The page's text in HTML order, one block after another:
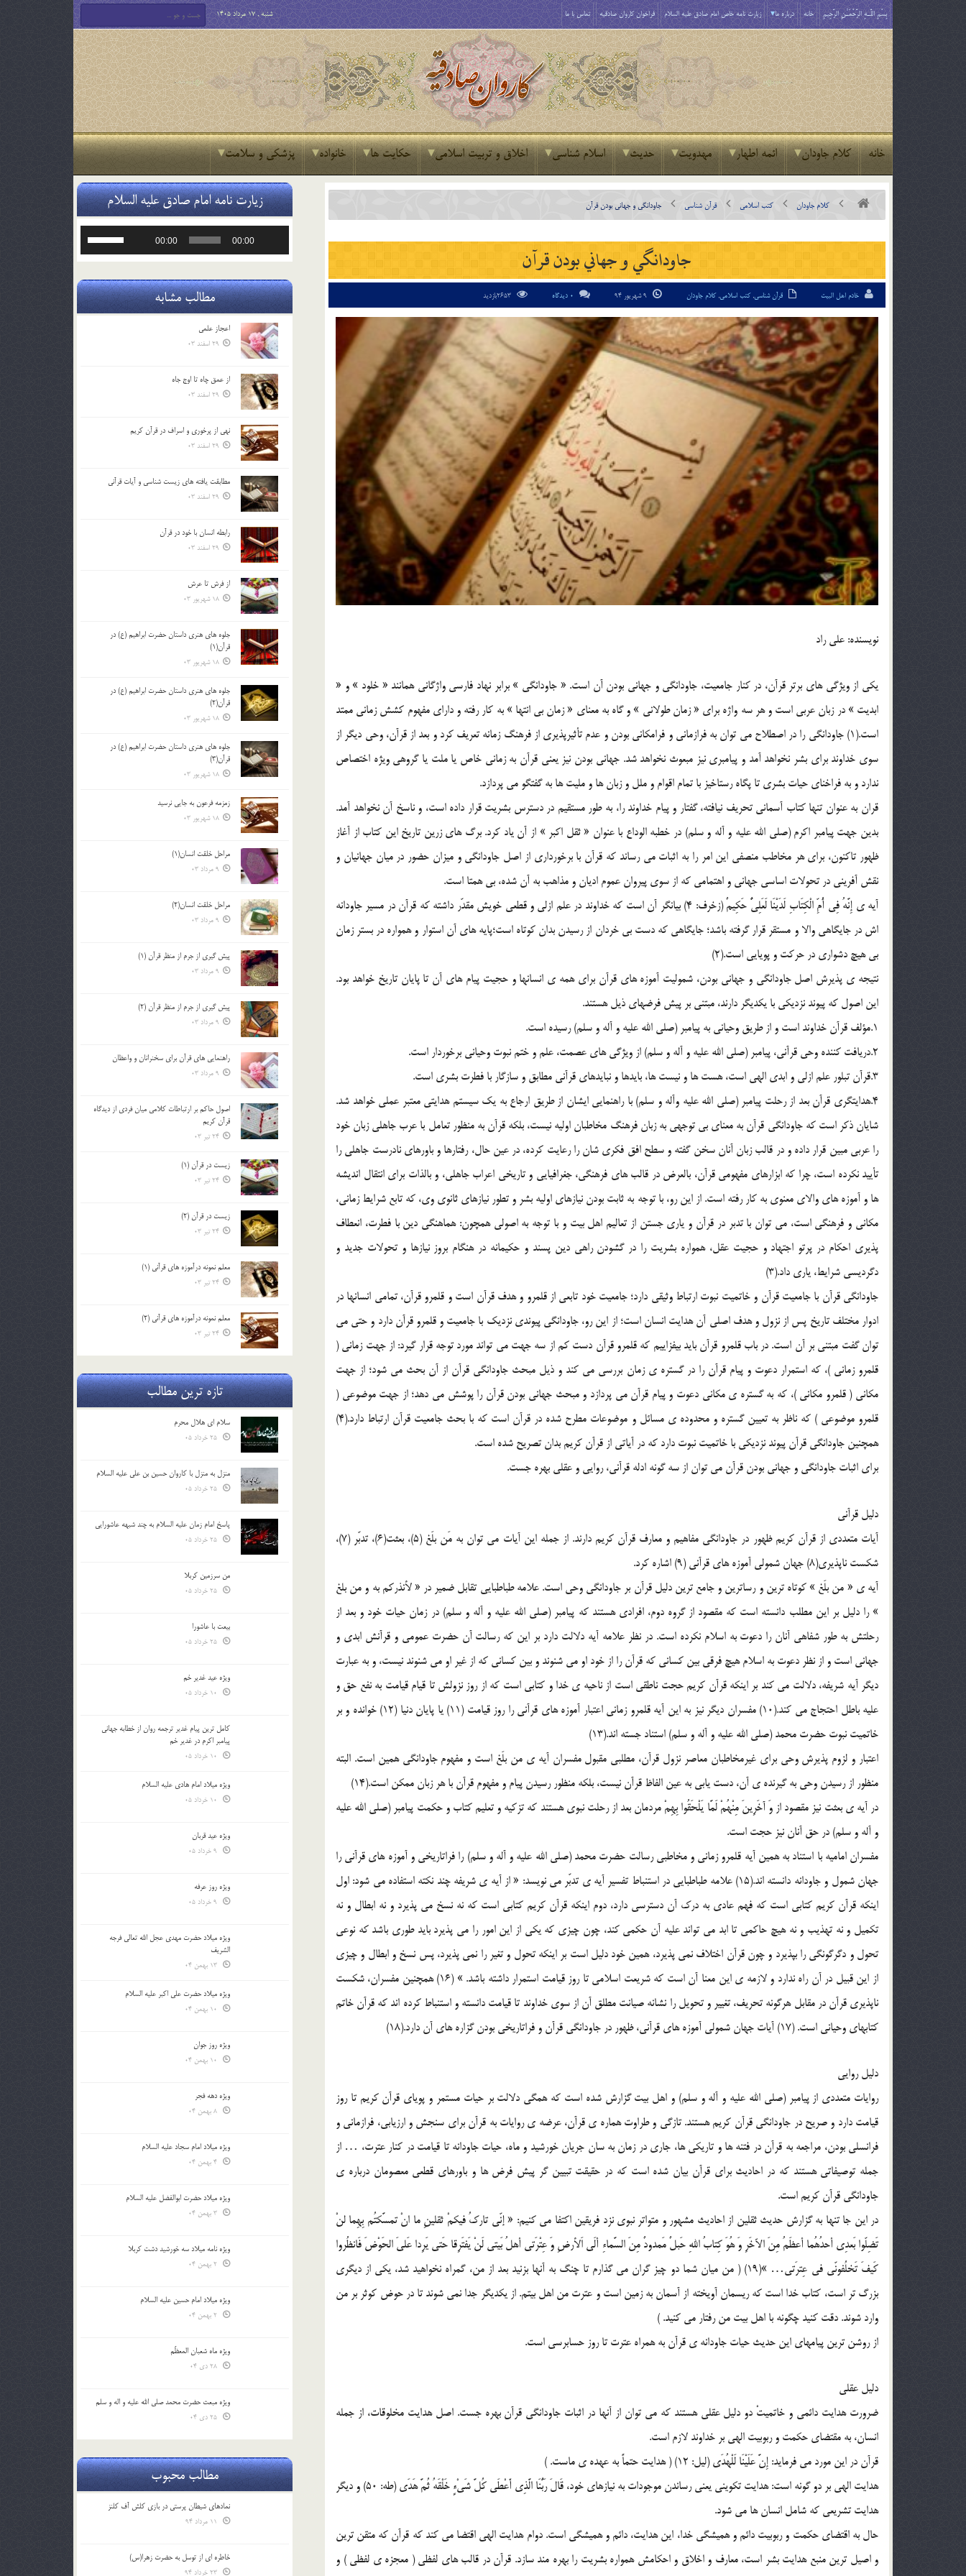
بِسْمِ اللَّـهِ الرَّحْمَـٰنِ الرَّحِيمِ خانه درباره ما زیارت نامه خاص امام صادق علیه السلام فراخوان کاروان صادقیه تماس با ما شنبه , 17 مرداد 1405
خانه کلام جاودان ائمه اطهار مهدویت حدیث اسلام شناسی اخلاق و تربیت اسلامی حکایت ها خانواده پزشکی و سلامت
کلام جاودان کتب اسلامی قرآن شناسی جاودانگي و جهاني بودن قرآن
جاودانگي و جهاني بودن قرآن
خادم اهل البیت قرآن شناسی,کتب اسلامی,کلام جاودان 0 دیدگاه
نويسنده: علي راد
يكي از ويژگي هاي برتر قرآن، در كنار جامعيت، جاودانگي و جهاني بودن آن است. « جاودانگي » برابر نهاد فارسي واژگاني همانند « خلود » و «
ابديت » در زبان عربي است و هر سه واژه براي « زمان طولاني » و گاه به معناي « زمان بي انتها » به كار رفته و داراي مفهوم كشش زماني ممتد
است.(1) جاودانگي را در اصطلاح مي توان به فرازماني و فرامكاني بودن و عدم تأثيرپذيري از فرهنگ زمانه تعريف كرد و بعد از قرآن، وحي ديگر از
سوي خداوند براي بشر نخواهد آمد و پيامبري نيز مبعوث نخواهد شد. جهاني بودن نيز يعني قرآن به زماني خاص يا ملت يا گروهي ويژه اختصاص
ندارد و به فراخناي حيات بشري تا پگاه رستاخيز با تمام اقوام و ملل و زبان ها و مليت ها به گفتگو مي پردازد.
قران به عنوان تنها كتاب آسماني تحريف نيافته، گفتار و پيام خداوند را، به طور مستقيم در دسترس بشريت قرار داده است، و ناسخ آن نخواهد آمد.
بدين جهت پيامبر اكرم (صلي الله عليه و آله و سلم) در خطبه الوداع با عنوان « ثقل اكبر » از آن ياد كرد. برگ هاي زرين تاريخ اين كتاب از آغاز
ظهور تاكنون، براي هر مخاطب منصفي اين امر را به اثبات مي رساند كه قرآن با برخورداري از اصل جاودانگي و ميزان حضور در ميان جهانيان و
نقش آفريني در تحولات اساسي جهاني و اهتمامي كه از سوي پيروان عموم اديان و مذاهب به آن شده، بي همتا است.
آيه ي إِنَّهُ فِي أُمِّ الْکِتَابِ لَدَيْنَا لَعَلِيٌّ حَکِيمٌ‌ (زخرف: 4) بيانگر آن است كه خداوند در علم ازلي و قطعي خويش مقدّر داشته كه قرآن در مسير جاودانه
اش در جايگاهي والا و مستقر قرار گرفته باشد؛ جايگاهي كه دست بي خردان از رسيدن بدان كوتاه است؛پايه هاي آن استوار و همواره در بستر زمان
بي هيچ دشواري در حركت و پويايي است.(2)
نتيجه ي پذيرش اصل جاودانگي و جهاني بودن، شموليت آموزه هاي قرآن براي همه ي انسانها و حجيت پيام هاي آن تا پايان تاريخ خواهد بود.
اين اصول كه پيوند نزديكي با يكديگر دارند، مبتني بر پيش فرضهاي ذيل هستند.
1.مؤلف قرآن خداوند است و از طريق وحياني به پيامبر (صلي الله عليه و آله و سلم) رسيده است.
2.دريافت كننده وحي قرآني، پيامبر (صلي الله عليه و آله و سلم) از ويژگي هاي عصمت، علم و ختم نبوت وحياني برخوردار است.
3.قرآن تبلور علم ازلي و ابدي الهي است، هست ها و نيست ها، بايدها و نبايدهاي قرآني مطابق و سازگار با فطرت بشري است.
4.هدايتگري قرآن بعد از رحلت پيامبر (صلي الله عليه وآله و سلم)‌ با راهنمايي ايشان از طريق ارجاع به يك سيستم هدايتي معتبر عملي خواهد شد.
شايان ذكر است كه جاودانگي قرآن به معناي بي توجهي به زبان فرهنگ مخاطبان اوليه نيست، بلكه قرآن به منظور تعامل با عرب جاهلي زبان خود
را عربي مبين قرار داده و در قالب زبان آنان سخن گفته و سطح افق فكري شان را رعايت كرده، در عين حال، رفتارها و باورهاي نادرست جاهلي را
تأييد نكرده است، چرا كه ابزارهاي مفهومي قرآن، بالعرض در قالب هاي فرهنگي، جغرافيايي و تاريخي اعراب جاهلي، و بالذات براي انتقال انديشه
ها و آموزه هاي والاي معنوي به كار رفته است. از اين رو، با توجه به ثابت بودن نيازهاي اوليه بشر و تطور نيازهاي ثانوي وي، كه تابع شرايط زماني،
مكاني و فرهنگي است، مي توان با تدبر در قرآن و ياري جستن از تعاليم اهل بيت و با توجه به اصولي همچون: هماهنگي دين با فطرت، انعطاف
پذيري احكام در پرتو اجتهاد و حجيت عقل، همواره بشريت را در گشودن راهي دين پسند و حكيمانه در هنگام بروز نيازها و تحولات جديد و
دگرديسي شرايط، ياري داد.(3)
جاودانگي قرآن با جامعيت قرآن و خاتميت نبوت ارتباط وثيقي دارد؛ جامعيت خود تابعي از قلمرو و هدف قرآن است و قلمرو قرآن، تمامي انسانها در
ادوار مختلف تاريخ پس از نزول و هدف اصلي آن هدايت انسان است؛ از اين رو، جاودانگي پيوندي نزديك با جامعيت و قلمرو قرآن دارد و حتي مي
توان گفت مبتني بر آن است. در باب قلمرو قرآن بايد بيفزاييم كه قلمرو قرآن دست كم از سه جهت مي تواند مورد توجه قرار گيرد: از جهت زماني (
قلمرو زماني )، كه استمرار دعوت و پيام قرآن را در گستره ي زمان بررسي مي كند و ذيل مبحث جاودانگي قرآن از آن بحث مي شود؛ از جهت
مكاني ( قلمرو مكاني )، كه به گستره ي مكاني دعوت و پيام قرآن مي پردازد و مبحث جهاني بودن قرآن را پوشش مي دهد؛ از جهت موضوعي (
قلمرو موضوعي ) كه ناظر به تعيين گستره و محدوده ي مسائل و موضوعات مطرح شده در قرآن است كه با بحث جامعيت قرآن ارتباط دارد.(4)
همچنين جاودانگي قرآن پيوند نزديكي با خاتميت نبوت دارد كه در آياتي از قرآن كريم بدان تصريح شده است.
براي اثبات جاودانگي و جهاني بودن قرآن مي توان از سه گونه ادله قرآني، روايي و عقلي بهره جست.
دليل قرآني
آيات متعددي از قرآن كريم ظهور در جاودانگي مفاهيم و معارف قرآن كريم دارند. از جمله اين آيات مي توان به مَن بلَغ (5)، بعثت(6)، تدبّر (7)،
شكست ناپذيري(8) جهان شمولي آموزه هاي قرآني (9) اشاره كرد.
آيه ي « من بلَغ » كوتاه ترين و رساترين و جامع ترين دليل قرآن بر جاودانگي وحي است. علامه طباطبايي تقابل ضمير در « لأنذركم به و من بلغ
» را دليل بر اين مطلب دانسته است كه مقصود از گروه دوم، افرادي هستند كه پيامبر (صلي الله عليه و آله و سلم) در زمان حيات خود و بعد از
رحلتش به طور شفاهي آنان را دعوت به اسلام نكرده است. در نظر علامه آيه دلالت دارد بر اين كه رسالت آن حضرت عمومي و قرآنش ابدي و
جهاني است و از نظر دعوت به اسلام هيچ فرقي بين كساني كه قرآن را از خود او مي شنوند و بين كساني كه از غير او مي شنوند نيست، و به عبارت
ديگر آيه شريفه، دلالت مي كند بر اينكه قرآن كريم حجت ناطقي است از ناحيه ي خدا و كتابي است كه از روز نزولش تا قيام قيامت به نفع حق و
عليه باطل احتجاج مي كند.(10) مفسران ديگر نيز به اين آيه قلمرو زماني اعتبار آموزه هاي قرآني را روز قيامت (11) يا پايان دنيا (12) خوانده و بر
خاتميت نبوت حضرت محمد (صلي الله عليه و آله و سلم) استناد جسته اند.(13)
اعتبار و لزوم پذيرش وحي براي غيرمخاطبان معاصر نزول قرآن، مطلبي مقبول مفسران آيه ي من بلَغ است و مفهوم جاودانگي همين است. البته
منظور از رسيدن وحي به گيرنده ي آن، دست يابي به عين الفاظ قرآن نيست، بلكه منظور رسيدن پيام و مفهوم قرآن با هر زبان ممكن است.(14)
در آيه ي بعثت نيز مقصود از وَ آخَرِينَ مِنْهُمْ لَمَّا يَلْحَقُوا بِهِمْ مردمان بعد از رحلت نبوي هستند كه تزكيه و تعليم كتاب و حكمت پيامبر (صلي الله عليه
و آله و سلم) در حق آنان نيز حجت است.
مفسران اماميه با استناد به همين آيه قلمرو زماني و مخاطبي رسالت حضرت محمد (صلي الله عليه و آله و سلم) را فراتاريخي و آموزه هاي قرآني را
جهان شمول و جاودانه دانسته اند.(15) علامه طباطبايي در استنباط تفسير آيه ي تدبّر مي نويسد: « از آيه ي شريفه چند نكته استفاده مي شود: اول
اينكه قرآن كريم كتابي است كه فهم عادي به درك آن دسترسي دارد، دوم اينكه قرآن كريم كتابي است كه نه نسخ مي پذيرد و نه ابطال و نه
تكميل و نه تهذيب و نه هيچ حاكمي تا ابد مي تواند عليه آن حكمي كند، چون چيزي كه يكي از اين امور را مي پذيرد بايد طوري باشد كه نوعي
تحول و دگرگونگي را بپذيرد و چون قرآن اختلاف نمي پذيرد، همين خود دليل است بر اينكه تحول و تغير را نمي پذيرد، پس نسخ و ابطال و چيزي
از اين قبيل در آن راه ندارد و لازمه ي اين معنا آن است كه شريعت اسلامي تا روز قيامت استمرار داشته باشد. » (16) همچنين مفسران، شكست
ناپذيري قرآن در مقابل هرگونه تحريف، تغيير و تحويل را نشانه صيانت مطلق آن از سوي خداوند تا قيامت دانسته و استنباط كرده اند كه قرآن خاتم
كتابهاي وحياني است. (17) آيات جهان شمولي آموزه هاي قرآني، ظهور در جاودانگي قرآن و فراتاريخي بودن گزاره هاي آن دارد.(18)
دليل روايي
روايات متعددي از پيامبر (صلي الله عليه و آله و سلم) ‌و اهل بيت گزارش شده است كه همگي دلالت بر حيات مستمر و پوياي قرآن كريم تا روز
قيامت دارد و صريح در جاودانگي قرآن كريم هستند. تازگي و طراوت هماره ي قرآن، عرضه ي روايات به قرآن براي سنجش و ارزيابي، فرازماني و
فرانسلي بودن، مراجعه به قرآن در فتنه ها و تاريكي ها، جاري در زمان به سان جريان خورشيد و ماه، حيات جاودانه تا قيامت در كنار عترت، … از
جمله توصيفاتي هستند كه در احاديث براي قرآن بيان شده است كه در حقيقت تبيين گر پيش فرض ها و باورهاي قطعي معصومان درباره ي
جاودانگي قرآن كريم است.
در اين جا تنها به گزارش حديث ثقلين از احاديث مشهور و متواتر نبوي نزد فريقين اكتفا مي كنيم: « إنّي تاركُ فيكمْ ثقلينِ ما انْ تمسَّكتُم بِهِما لنْ
تَضِلّوا بَعدِي أحدُهُما أعظَمُ مِنَ الآخَرِ وَ هُوَ كِتابُ اللهِ حَبلٌ مَمدودٌ مِنَ السَّماءِ ألَي اَلأرضِ وَ عِتْرَتي أهلُ بَيتي لَنْ يَفتَرِقا حَتي يَرِدا عَليَ الحَوْضَ فَانظُروا
كَيفَ تَخلُفونّي في عِترَتي… »(19) ( من ميان شما دو چيز گران مي گذارم تا چنگ به آنها بزنيد بعد از من، گمراه نخواهيد شد، يكي از ديگري
بزرگ تر است، كتاب خدا است كه ريسمان آويخته از آسمان به زمين است و عترت من اهل بيتم. از يكديگر جدا نمي شوند تا در حوض كوثر بر من
وارد شوند. دقت كنيد چگونه با اهل بيت من رفتار مي كنيد. )
از روشن ترين پيامهاي اين حديث حيات جاودانه ي قرآن به همراه عترت تا روز حسابرسي است.
دليل عقلي
ضرورت هدايت دائمي و خاتميتْ دو دليل عقلي هستند كه مي توان از آنها در اثبات جاودانگي قرآن بهره جست. اصل هدايت مخلوقات، از جمله
انسان، به مقتضاي حكمت و ربوبيت الهي بر خداوند لازم است.
قرآن در اين مورد مي فرمايد: إِنَّ عَلَيْنَا لَلْهُدَى‌ (ليل: 12) ( هدايت حتماً به عهده ي ماست. )
هدايت الهي بر دو گونه است: هدايت تكويني يعني رساندن موجودات به نيازهاي خود، قَالَ رَبُّنَا الَّذِي أَعْطَى کُلَّ شَيْ‌ءٍ خَلْقَهُ ثُمَّ هَدَى‌ (طه: 50) و ديگر
هدايت تشريعي كه شامل انسان ها مي شود.
حال به اقتضاي حكمت و ربوبيت دائم و هميشگي خدا، اين هدايت، دائم و هميشگي است. دوام هدايت الهي اقتضا مي كند كه قرآن كه متقن ترين
و اصيل ترين منبع هدايت بشر است، معارف و اخلاق و احكامش همواره بشريت را بهره مند سازد. قرآن در قالب هاي لفظي (‌ معجزه ي لفظي ) و
زیارت نامه امام صادق علیه السلام
00:00
00:00
یا
صدا
کلیدهای
مطالب مشابه
اعجاز علمی
29 اسفند 03
از عمق چاه تا اوج جاه
29 اسفند 03
نهي از پرخوري و اسراف در قرآن کريم
29 اسفند 03
مطابقت یافته های زیست شناسی و آیات قرآنی
29 اسفند 03
رابطه انسان با خود در قرآن
29 اسفند 03
از فرش تا عرش
18 شهریور 03
جلوه هاي هنري داستان حضرت ابراهيم (ع) در
قرآن(1)
18 شهریور 03
جلوه هاي هنري داستان حضرت ابراهيم (ع) در
قرآن(2)
18 شهریور 03
جلوه هاي هنري داستان حضرت ابراهيم (ع) در
قرآن(3)
18 شهریور 03
زمزمه فرعون به جايي نرسيد
18 شهریور 03
مراحل خلقت انسان(1)
9 مرداد 03
مراحل خلقت انسان(2)
9 مرداد 03
پيش گيري از جرم از منظر قرآن (1)
9 مرداد 03
پيش گيري از جرم از منظر قرآن (2)
9 مرداد 03
راهنمایی های قرآن برای سخنرانان و واعظان
9 مرداد 03
اصول حاكم بر ارتباطات كلامى ميان فردى از ديدگاه
قرآن كريم
24 تیر 03
زیست در قرآن (1)
24 تیر 03
زیست در قرآن (2)
24 تیر 03
معلم نمونه درآموزه هاي قرآني (1)
24 تیر 03
معلم نمونه درآموزه هاي قرآني (2)
24 تیر 03
تازه ترین مطالب
سلام ای هلال محرم
منزل به منزل با کاروان حسین بن علی علیه السلام
پاسخ امام زمان علیه السلام به چند شبهه عاشورایی
من سرزمین کربلا
بیعت با عاشورا
ویژه عید غدیر خم
کامل ترین پیام غدیر ترجمه روان از خطابه جهانی
پیامبر اکرم در غدیر خم
ویژه میلاد امام هادی علیه السلام
ویژه عید قربان
ویژه روز عرفه
ویژه میلاد حضرت مهدی عجل الله تعالی فرجه
الشريف
ویژه میلاد حضرت علی اکبر علیه السلام
ویژه روز جوان
ویژه دهه فجر
ویژه میلاد امام سجاد علیه السلام
ویژه میلاد حضرت ابوالفضل علیه السلام
ویژه نامه میلاد سه خورشید دشت کربلا
ویژه میلاد امام حسین علیه السلام
ویژه ماه شعبان المعظّم
ویژه مبعث حضرت محمد صلی الله علیه و اله و سلم
مطالب محبوب
نمادهای شیطان پرستی در بازی کلش آف کلنز
خاطره ای از توسل به حضرت زهرا(س)